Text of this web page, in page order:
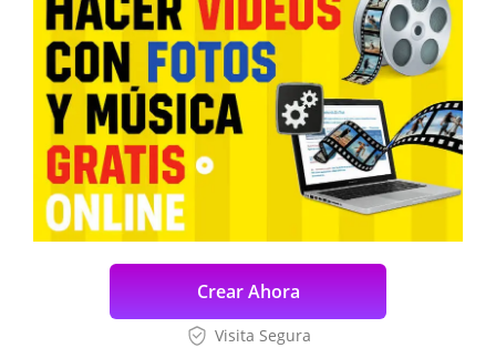
Crear Ahora
Visita Segura